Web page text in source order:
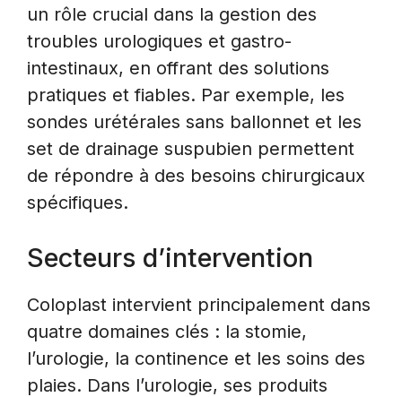
un rôle crucial dans la gestion des
troubles urologiques et gastro-
intestinaux, en offrant des solutions
pratiques et fiables. Par exemple, les
sondes urétérales sans ballonnet et les
set de drainage suspubien permettent
de répondre à des besoins chirurgicaux
spécifiques.
Secteurs d’intervention
Coloplast intervient principalement dans
quatre domaines clés : la stomie,
l’urologie, la continence et les soins des
plaies. Dans l’urologie, ses produits